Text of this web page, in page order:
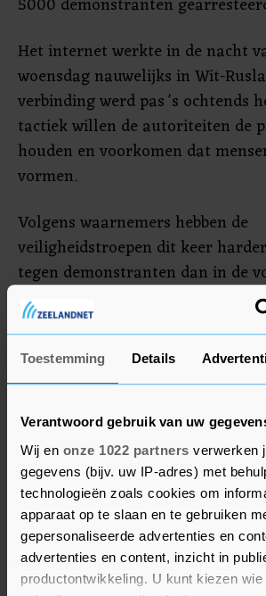
Toestemming Details
Verantwoord gebruik van uw
Wij en onze 1022 partners verwerken
gegevens (bijv. uw IP-adres) met
technologieën zoals cookies om
apparaat op te slaan en te gebruiken
gepersonaliseerde advertenties en
advertenties en content, inzicht in
productontwikkeling. U kunt kiezen wie
Het internet werkte in de nacht
woensdag nauwelijks in Wit-
verbinding werd pas 's ochtends
tactiek willen de autoriteiten de
houden en voorkomen dat
vormen.
Volgens waarnemers hebben de
veiligheidstroepen dit keer
tegen demonstranten dan in de
nachten. Op foto's is te zien hoe
demonstranten met knuppels
Veiligheidstroepen vielen ook
die toeterend door de straten
waarbij mensen blokkades